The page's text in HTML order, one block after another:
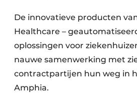
De innovatieve producten
Healthcare –
oplossingen voor
nauwe samenwerking met
contractpartijen hun weg in
Amphia.